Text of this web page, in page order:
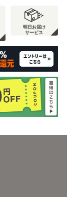
明日お届け
サービス